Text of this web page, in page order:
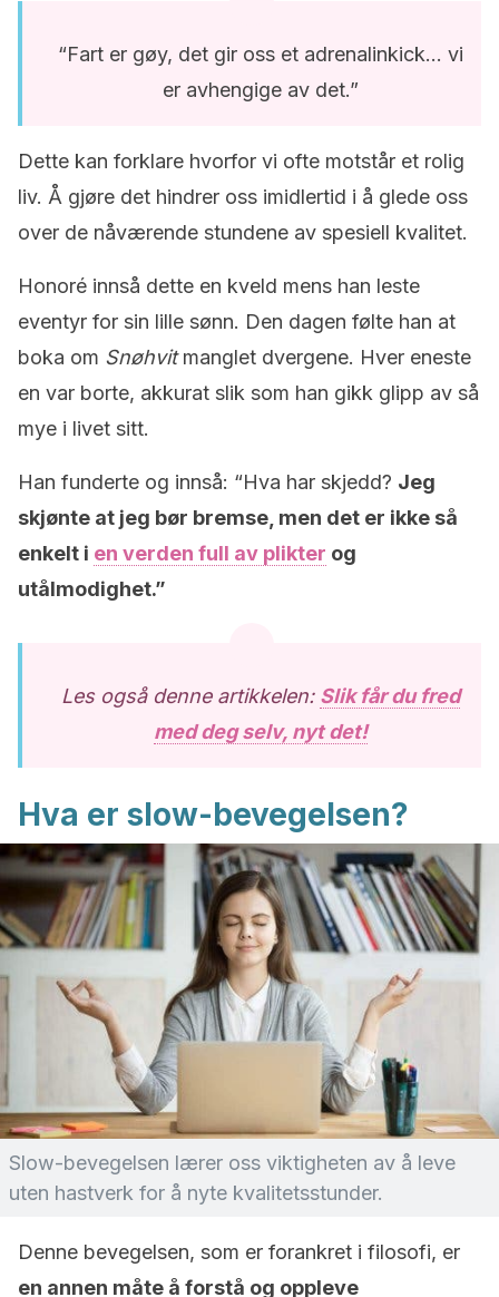
“Fart er gøy, det gir oss et adrenalinkick… vi
er avhengige av det.”
Dette kan forklare hvorfor vi ofte motstår et rolig
liv. Å gjøre det hindrer oss imidlertid i å glede oss
over de nåværende stundene av spesiell kvalitet.
Honoré innså dette en kveld mens han leste
eventyr for sin lille sønn. Den dagen følte han at
boka om Snøhvitmanglet dvergene. Hver eneste
en var borte, akkurat slik som han gikk glipp av så
mye i livet sitt.
Han funderte og innså: “Hva har skjedd? Jeg
skjønte at jeg bør bremse, men det er ikke så
enkelt i en verden full av plikter og
utålmodighet.”
Les også denne artikkelen: Slik får du fred
med deg selv, nyt det!
Hva er slow-bevegelsen?
Slow-bevegelsen lærer oss viktigheten av å leve
uten hastverk for å nyte kvalitetsstunder.
Denne bevegelsen, som er forankret i filosofi, er
en annen måte å forstå og oppleve